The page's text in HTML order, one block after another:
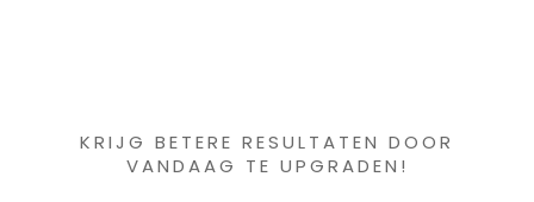
KRIJG BETERE RESULTATEN DOOR
VANDAAG TE UPGRADEN!